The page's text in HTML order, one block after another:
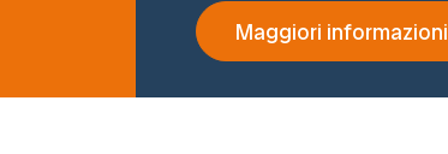
Maggiori informazioni